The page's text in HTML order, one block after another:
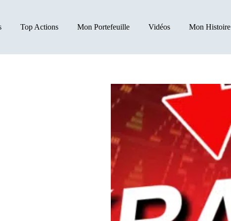
Top Actions Mon Portefeuille Vidéos Mon Histoire